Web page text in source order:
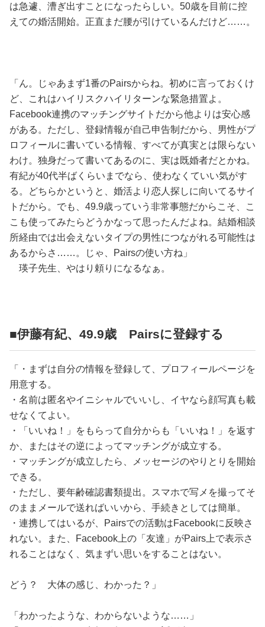
は急遽、漕ぎ出すことになったらしい。50歳を目前に控
えての婚活開始。正直まだ腰が引けているんだけど……。
「ん。じゃあまず1番のPairsからね。初めに言っておくけ
ど、これはハイリスクハイリターンな緊急措置よ。
Facebook連携のマッチングサイトだから他よりは安心感
がある。ただし、登録情報が自己申告制だから、男性がプ
ロフィールに書いている情報、すべてが真実とは限らない
わけ。独身だって書いてあるのに、実は既婚者だとかね。
有紀が40代半ばくらいまでなら、使わなくていい気がす
る。どちらかというと、婚活より恋人探しに向いてるサイ
トだから。でも、49.9歳っていう非常事態だからこそ、こ
こも使ってみたらどうかなって思ったんだよね。結婚相談
所経由では出会えないタイプの男性につながれる可能性は
あるからさ……。じゃ、Pairsの使い方ね」
瑛子先生、やはり頼りになるなぁ。
■伊藤有紀、49.9歳 Pairsに登録する
「・まずは自分の情報を登録して、プロフィールページを
用意する。
・名前は匿名やイニシャルでいいし、イヤなら顔写真も載
せなくてよい。
・「いいね！」をもらって自分からも「いいね！」を返す
か、またはその逆によってマッチングが成立する。
・マッチングが成立したら、メッセージのやりとりを開始
できる。
・ただし、要年齢確認書類提出。スマホで写メを撮ってそ
のままメールで送ればいいから、手続きとしては簡単。
・連携してはいるが、Pairsでの活動はFacebookに反映さ
れない。また、Facebook上の「友達」がPairs上で表示さ
れることはなく、気まずい思いをすることはない。
どう？ 大体の感じ、わかった？」
「わかったような、わからないような……」